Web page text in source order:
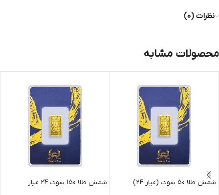
نظرات (0)
محصولات مشابه
شمش طلا 50 سوت (عیار 24) شمش طلا 150 سوت 24 عیار